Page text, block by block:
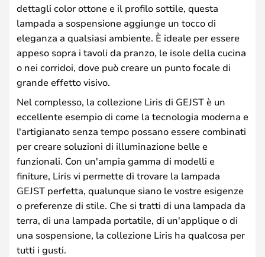
dettagli color ottone e il profilo sottile, questa
lampada a sospensione aggiunge un tocco di
eleganza a qualsiasi ambiente. È ideale per essere
appeso sopra i tavoli da pranzo, le isole della cucina
o nei corridoi, dove può creare un punto focale di
grande effetto visivo.
Nel complesso, la collezione Liris di GEJST è un
eccellente esempio di come la tecnologia moderna e
l'artigianato senza tempo possano essere combinati
per creare soluzioni di illuminazione belle e
funzionali. Con un'ampia gamma di modelli e
finiture, Liris vi permette di trovare la lampada
GEJST perfetta, qualunque siano le vostre esigenze
o preferenze di stile. Che si tratti di una lampada da
terra, di una lampada portatile, di un'applique o di
una sospensione, la collezione Liris ha qualcosa per
tutti i gusti.